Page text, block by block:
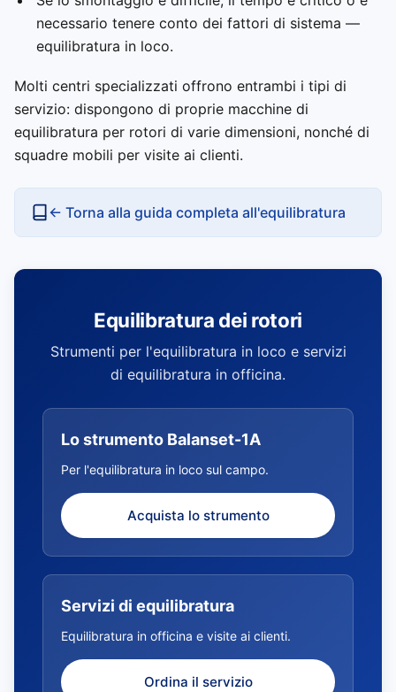
necessario tenere conto dei fattori di sistema —
equilibratura in loco.
Molti centri specializzati offrono entrambi i tipi di
servizio: dispongono di proprie macchine di
equilibratura per rotori di varie dimensioni, nonché di
squadre mobili per visite ai clienti.
← Torna alla guida completa all'equilibratura
Equilibratura dei rotori
Strumenti per l'equilibratura in loco e servizi
di equilibratura in officina.
Lo strumento Balanset-1A
Per l'equilibratura in loco sul campo.
Acquista lo strumento
Servizi di equilibratura
Equilibratura in officina e visite ai clienti.
Ordina il servizio